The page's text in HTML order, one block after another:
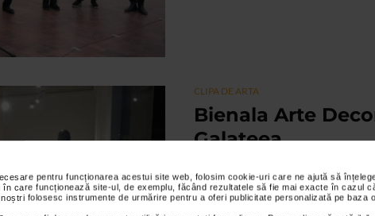
pentru funcționarea acestui site web, folosim cookie-uri care ne ajută să
care funcționează site-ul, de exemplu, făcând rezultatele să fie mai exacte în cazul
folosesc instrumente de urmărire pentru a oferi publicitate personalizată pe baza
CLIPA DE ARTA
Bienala Arte
Galateea
Lucrari de ceramica selectate in
prezentate si in spatiul Galeriei